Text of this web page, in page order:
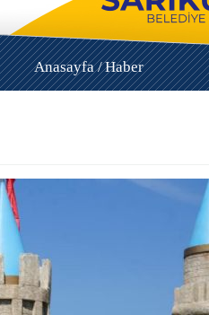
Anasayfa /Haber